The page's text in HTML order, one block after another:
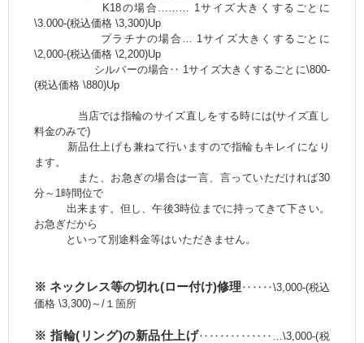
K18の場合……… 1サイズ大きくするごとに
\3.000-(税込価格 \3,300)Up
プラチナの場合… 1サイズ大きくするごとに
\2,000-(税込価格 \2,200)Up
シルバーの場合‥ 1サイズ大きくするごとに\800-
(税込価格 \880)Up
当店では指輪のサイズ直しをする時には(サイズ直し
料金のみで)
新品仕上げも兼ねて行いますので指輪もキレイになり
ます。
また、お急ぎの場合は一言、言っていただければ30
分～1時間位で
出来ます。但し、午後3時位までに持ってきて下さい。
お急ぎだから
といって別途料金等はいただきません。
※ ネックレス等の切れ(ロー付け)修理‥‥‥\3,000-(税込
価格 \3,300)～/１箇所
※ 指輪(リング)の新品仕上げ‥‥‥‥‥‥‥…\3,000-(税